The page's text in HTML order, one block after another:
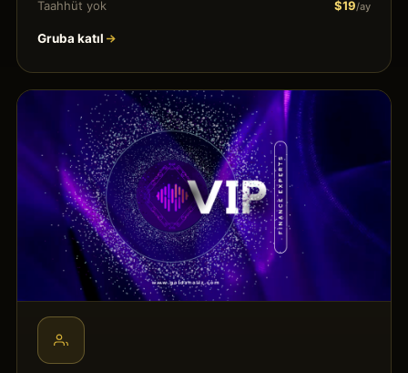
Taahhüt yok $19/ay
Gruba katıl